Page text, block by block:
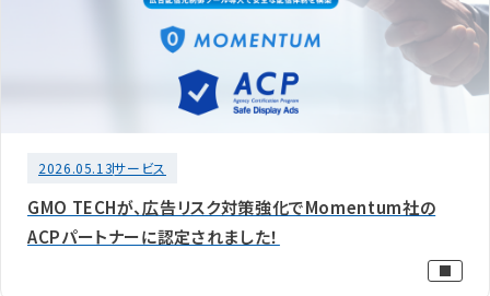
2026.05.13サービス
GMO TECHが、広告リスク対策強化でMomentum社の
ACPパートナーに認定されました！